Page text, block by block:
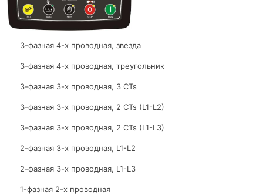
3-фазная 4-х проводная, звезда
3-фазная 4-х проводная, треугольник
3-фазная 3-х проводная, 3 CTs
3-фазная 3-х проводная, 2 CTs (L1-L2)
3-фазная 3-х проводная, 2 CTs (L1-L3)
2-фазная 3-х проводная, L1-L2
2-фазная 3-х проводная, L1-L3
1-фазная 2-х проводная